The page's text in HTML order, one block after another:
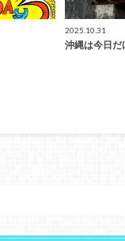
2025.10.31
沖縄は今日だ